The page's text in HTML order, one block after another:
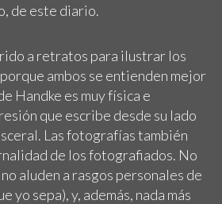
de este diario.
a retratos para ilustrar los
ambos se entienden mejor
Handke es muy física e
que escribe desde su lado
Las fotografías también
de los fotografiados. No
aluden a rasgos personales de
yo sepa), y, además, nada más